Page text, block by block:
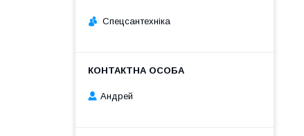
Спецсантехніка
Андрей